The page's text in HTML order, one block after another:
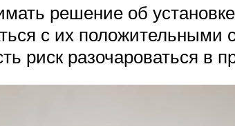
решение об
с их положительными
риск разочароваться в